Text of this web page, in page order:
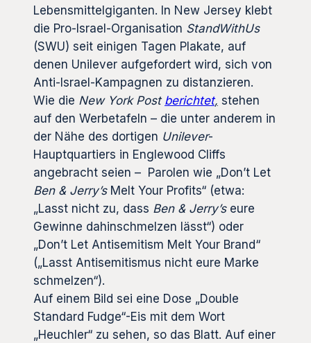
Lebensmittelgiganten. In New Jersey klebt
die Pro-Israel-Organisation StandWithUs
(SWU) seit einigen Tagen Plakate, auf
denen Unilever aufgefordert wird, sich von
Anti-Israel-Kampagnen zu distanzieren.
Wie die New York Post berichtet, stehen
auf den Werbetafeln – die unter anderem in
der Nähe des dortigen Unilever-
Hauptquartiers in Englewood Cliffs
angebracht seien – Parolen wie „Don’t Let
Ben & Jerry’s Melt Your Profits“ (etwa:
„Lasst nicht zu, dass Ben & Jerry’seure
Gewinne dahinschmelzen lässt“) oder
„Don’t Let Antisemitism Melt Your Brand“
(„Lasst Antisemitismus nicht eure Marke
schmelzen“).
Auf einem Bild sei eine Dose „Double
Standard Fudge“-Eis mit dem Wort
„Heuchler“ zu sehen, so das Blatt. Auf einer